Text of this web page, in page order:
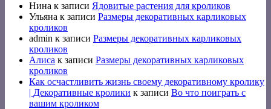
Нина к записи Ядовитые растения для кроликов
Ульяна к записи Размеры декоративных карликовых
кроликов
admin к записи Размеры декоративных карликовых
кроликов
Алиса к записи Размеры декоративных карликовых
кроликов
Как осчастливить жизнь своему декоративному кролику
| Декоративные кролики к записи Во что поиграть с
вашим кроликом